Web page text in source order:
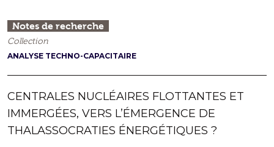
Notes de recherche
Collection
ANALYSE TECHNO-CAPACITAIRE
CENTRALES NUCLÉAIRES FLOTTANTES ET
IMMERGÉES, VERS L’ÉMERGENCE DE
THALASSOCRATIES ÉNERGÉTIQUES ?